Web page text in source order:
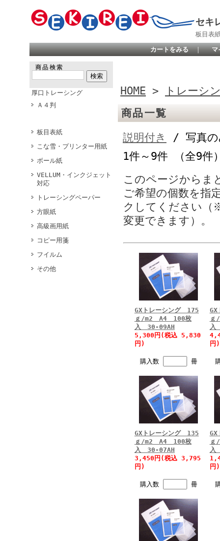
セキ
板目表
カートをみる ｜ マ
商品検索
厚口トレーシング
Ａ４判
板目表紙
こな雪・プリンター用紙
ボール紙
VELLUM・インクジェット
対応
トレーシングペーパー
方眼紙
高級画用紙
コピー用箋
フイルム
その他
HOME > トレーシ
商品一覧
説明付き
/ 写真の
1件～9件 （全9件
このページからま
ご希望の個数を指
クしてください（
変更できます）。
GXトレーシング 175
ｇ/m2 A4 100枚
入 30-09AH
5,300円(税込 5,830
円)
購入数 冊
入
円)
GXトレーシング 135
ｇ/m2 A4 100枚
入 30-07AH
3,450円(税込 3,795
円)
購入数 冊
入
円)